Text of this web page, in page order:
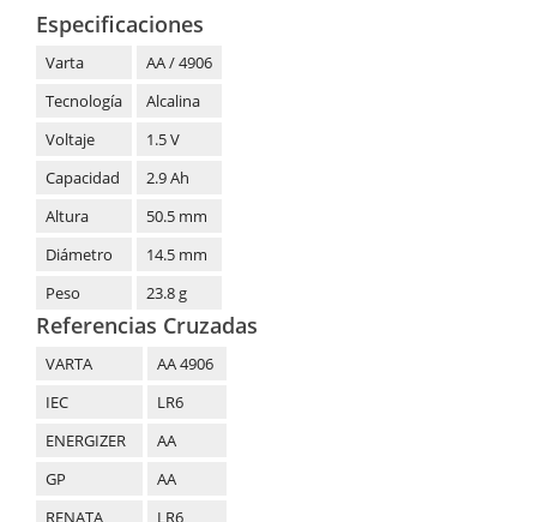
Especificaciones
Varta
AA / 4906
Tecnología
Alcalina
Voltaje
1.5 V
Capacidad
2.9 Ah
Altura
50.5 mm
Diámetro
14.5 mm
Peso
23.8 g
Referencias Cruzadas
VARTA
AA 4906
IEC
LR6
ENERGIZER
AA
GP
AA
RENATA
LR6